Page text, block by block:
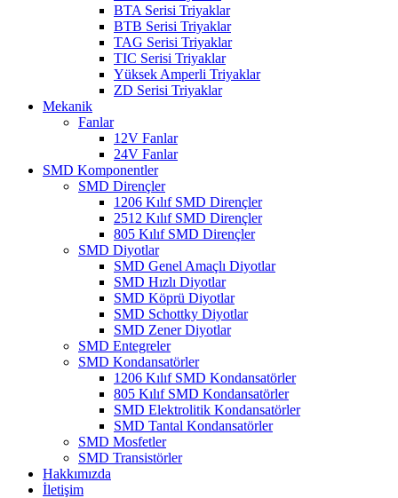
BTA Serisi Triyaklar
BTB Serisi Triyaklar
TAG Serisi Triyaklar
TIC Serisi Triyaklar
Yüksek Amperli Triyaklar
ZD Serisi Triyaklar
Mekanik
Fanlar
12V Fanlar
24V Fanlar
SMD Komponentler
SMD Dirençler
1206 Kılıf SMD Dirençler
2512 Kılıf SMD Dirençler
805 Kılıf SMD Dirençler
SMD Diyotlar
SMD Genel Amaçlı Diyotlar
SMD Hızlı Diyotlar
SMD Köprü Diyotlar
SMD Schottky Diyotlar
SMD Zener Diyotlar
SMD Entegreler
SMD Kondansatörler
1206 Kılıf SMD Kondansatörler
805 Kılıf SMD Kondansatörler
SMD Elektrolitik Kondansatörler
SMD Tantal Kondansatörler
SMD Mosfetler
SMD Transistörler
Hakkımızda
İletişim